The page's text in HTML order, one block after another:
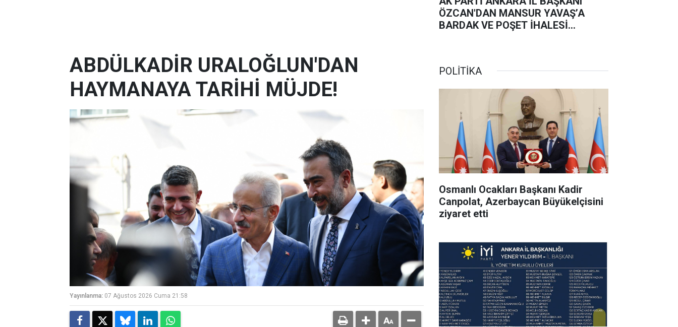
ÖZCAN'DAN MANSUR YAVAŞ’A
BARDAK VE POŞET İHALESİ
ABDÜLKADİR URALOĞLUN'DAN
HAYMANAYA TARİHİ MÜJDE!
Yayınlanma: 07 Ağustos 2026 Cuma 21:58
POLİTİKA
Osmanlı Ocakları Başkanı Kadir
Canpolat, Azerbaycan Büyükelçisini
ziyaret etti